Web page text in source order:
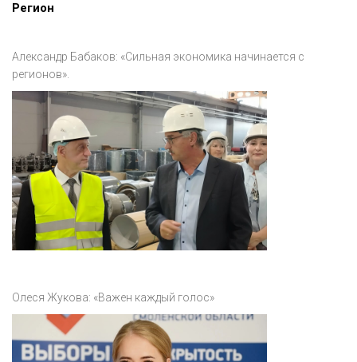
Регион
Александр Бабаков: «Сильная экономика начинается с
регионов».
Олеся Жукова: «Важен каждый голос»